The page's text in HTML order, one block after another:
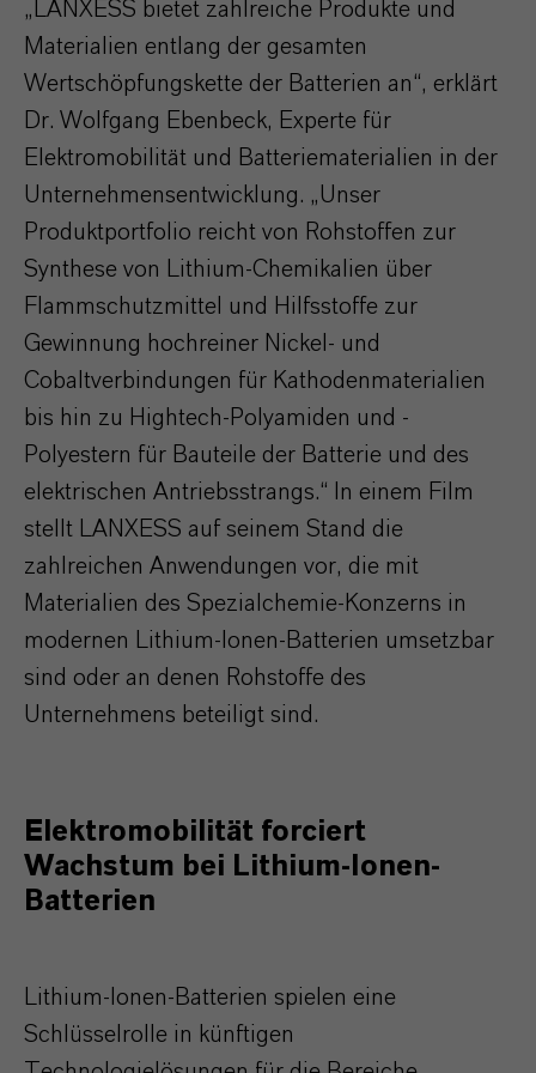
„LANXESS bietet zahlreiche Produkte und
Materialien entlang der gesamten
Wertschöpfungskette der Batterien an“, erklärt
Dr. Wolfgang Ebenbeck, Experte für
Elektromobilität und Batteriematerialien in der
Unternehmensentwicklung. „Unser
Produktportfolio reicht von Rohstoffen zur
Synthese von Lithium-Chemikalien über
Flammschutzmittel und Hilfsstoffe zur
Gewinnung hochreiner Nickel- und
Cobaltverbindungen für Kathodenmaterialien
bis hin zu Hightech-Polyamiden und -
Polyestern für Bauteile der Batterie und des
elektrischen Antriebsstrangs.“ In einem Film
stellt LANXESS auf seinem Stand die
zahlreichen Anwendungen vor, die mit
Materialien des Spezialchemie-Konzerns in
modernen Lithium-Ionen-Batterien umsetzbar
sind oder an denen Rohstoffe des
Unternehmens beteiligt sind.
Elektromobilität forciert
Wachstum bei Lithium-Ionen-
Batterien
Lithium-Ionen-Batterien spielen eine
Schlüsselrolle in künftigen